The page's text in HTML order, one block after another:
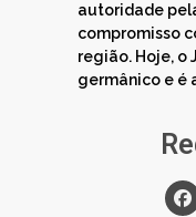
autoridade
compromisso
região. Hoje, o
germânico e é